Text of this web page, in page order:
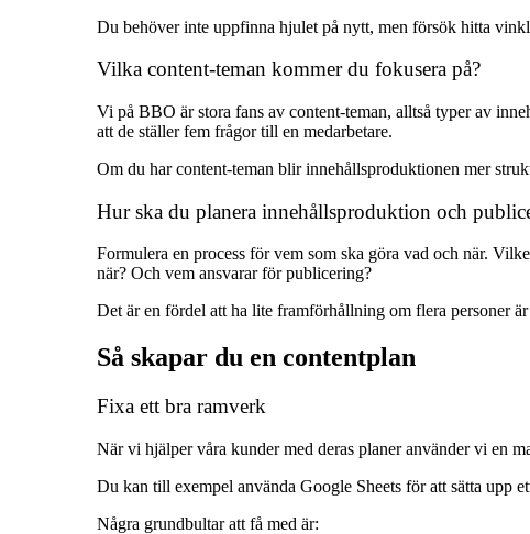
Du behöver inte uppfinna hjulet på nytt, men försök hitta
Vilka content-teman kommer du fokusera på?
Vi på BBO är stora fans av content-teman, alltså typer av
att de ställer fem frågor till en medarbetare.
Om du har content-teman blir innehållsproduktionen mer
Hur ska du planera innehållsproduktion och
Formulera en process för vem som ska göra vad och när.
när? Och vem ansvarar för publicering?
Det är en fördel att ha lite framförhållning om flera personer
Så skapar du en contentplan
Fixa ett bra ramverk
När vi hjälper våra kunder med deras planer använder vi en
Du kan till exempel använda Google Sheets för att sätta upp
Några grundbultar att få med är: